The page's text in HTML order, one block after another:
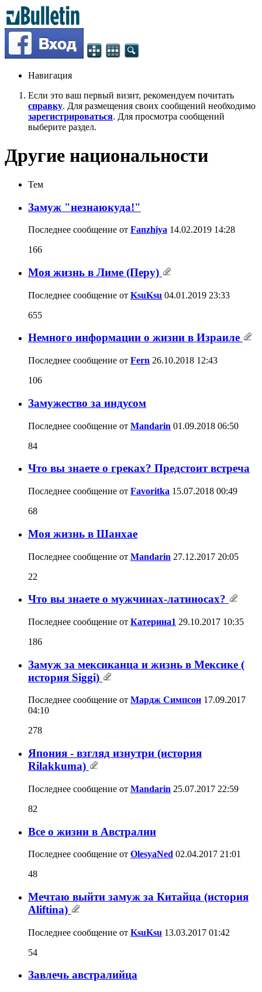
Навигация
Если это ваш первый визит, рекомендуем почитать
справку. Для размещения своих сообщений необходимо
зарегистрироваться. Для просмотра сообщений
выберите раздел.
Другие национальности
Тем
Замуж "незнаюкуда!"
Последнее сообщение от Fanzhiya 14.02.2019 14:28
166
Моя жизнь в Лиме (Перу)
Последнее сообщение от KsuKsu 04.01.2019 23:33
655
Немного информации о жизни в Израиле
Последнее сообщение от Fern 26.10.2018 12:43
106
Замужество за индусом
Последнее сообщение от Mandarin 01.09.2018 06:50
84
Что вы знаете о греках? Предстоит встреча
Последнее сообщение от Favoritka 15.07.2018 00:49
68
Моя жизнь в Шанхае
Последнее сообщение от Mandarin 27.12.2017 20:05
22
Что вы знаете о мужчинах-латиносах?
Последнее сообщение от Катерина1 29.10.2017 10:35
186
Замуж за мексиканца и жизнь в Мексике (
история Siggi)
Последнее сообщение от Мардж Симпсон 17.09.2017
04:10
278
Япония - взгляд изнутри (история
Rilakkuma)
Последнее сообщение от Mandarin 25.07.2017 22:59
82
Все о жизни в Австралии
Последнее сообщение от OlesyaNed 02.04.2017 21:01
48
Мечтаю выйти замуж за Китайца (история
Aliftina)
Последнее сообщение от KsuKsu 13.03.2017 01:42
54
Завлечь австралийца